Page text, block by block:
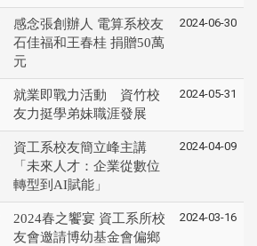
感念張創辦人 電算系校友
石佳福和王春桂 捐贈50萬
元
2024-06-30
就業即戰力活動 資竹校
友力挺學弟妹職涯發展
2024-05-31
資工系校友簡立峰主講
「未來人才：企業從數位
轉型到AI賦能」
2024-04-09
2024春之饗宴 資工系所校
友會邀請博幼基金會偏鄉
2024-03-16